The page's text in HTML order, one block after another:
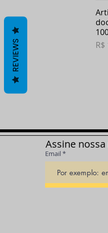
R$
Assine
Email
REVIEWS